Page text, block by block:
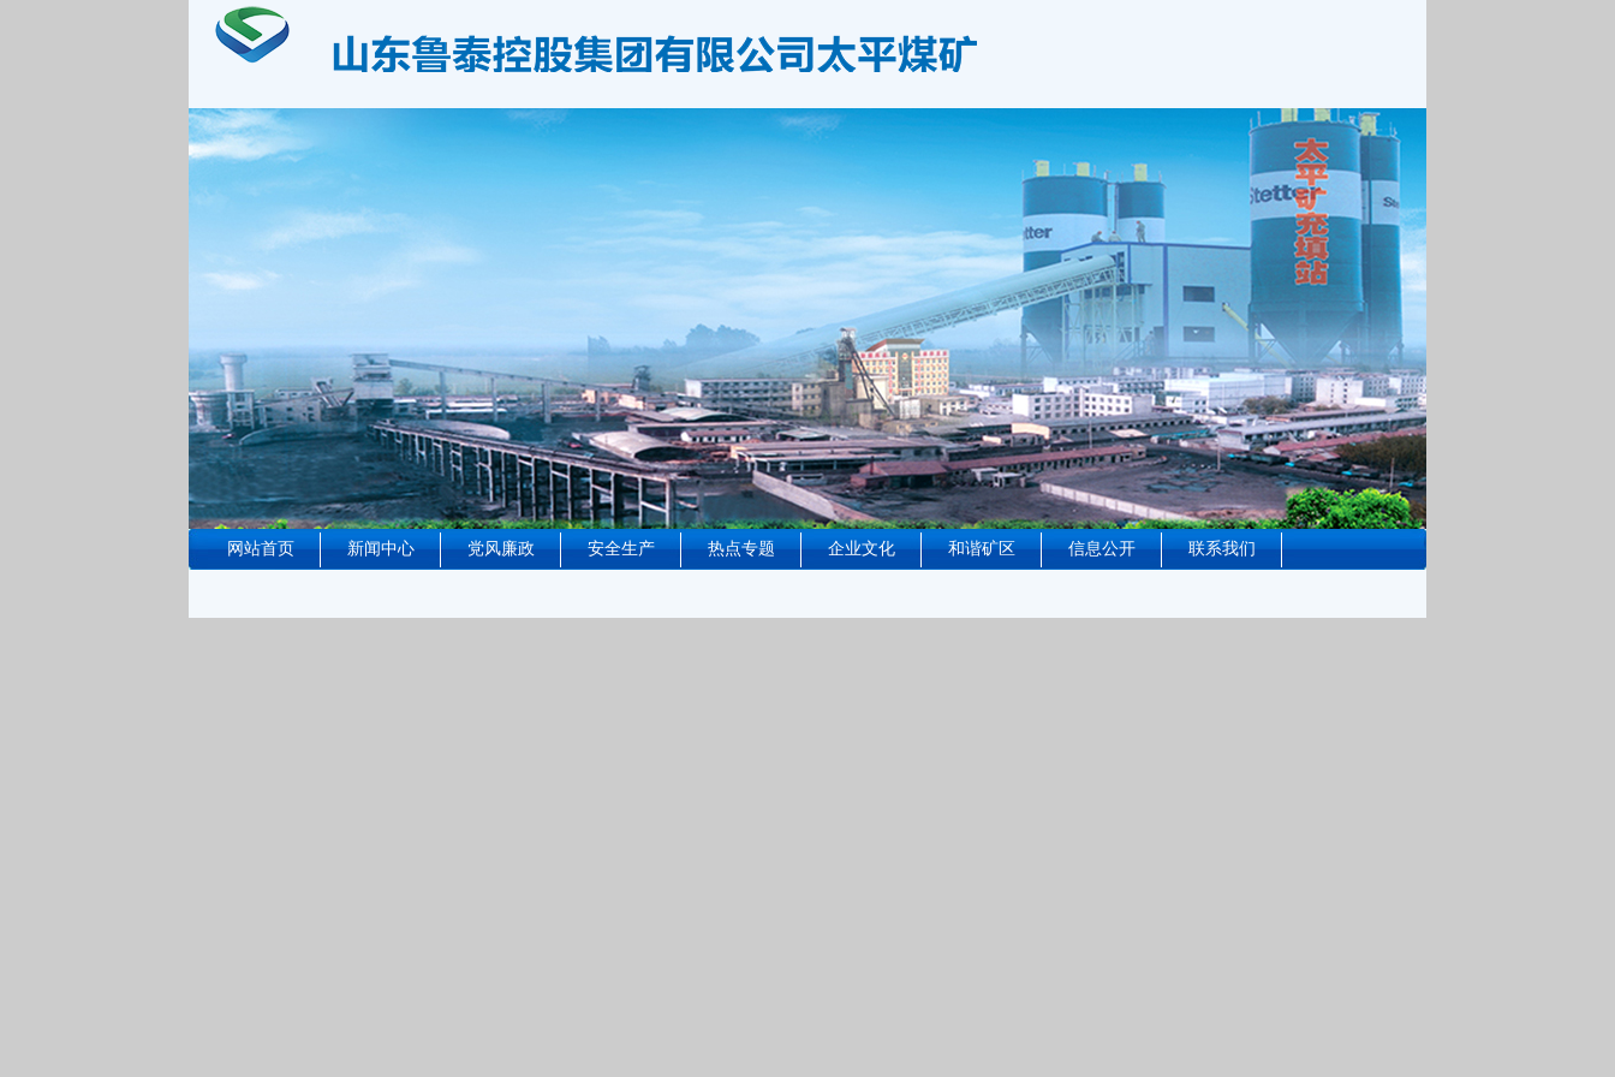
网站首页 新闻中心 党风廉政 安全生产 热点专题 企业文化 和谐矿区 信息公开 联系我们